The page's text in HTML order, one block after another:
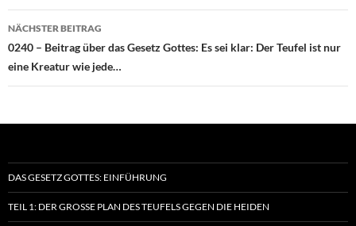
NÄCHSTER BEITRAG
0240 – Beitrag über das Gesetz Gottes: Es sei klar: Der Teufel ist nur
eine Kreatur wie jede…
DAS GESETZ GOTTES: EINFÜHRUNG
TEIL 1: DER GROSSE PLAN DES TEUFELS GEGEN DIE HEIDEN